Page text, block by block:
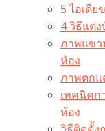
5 ไอเดี
4 วิธีแต่
ภาพแขว
ห้อง
ภาพตกแ
เทคนิคก
ห้อง